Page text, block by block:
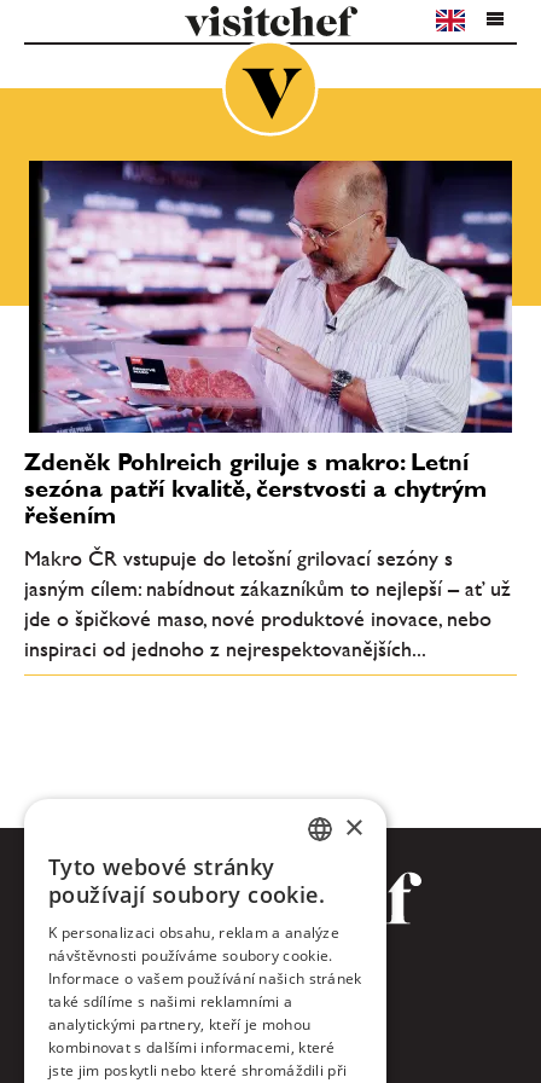
Zdeněk Pohlreich griluje s makro: Letní
sezóna patří kvalitě, čerstvosti a chytrým
řešením
Makro ČR vstupuje do letošní grilovací sezóny s
jasným cílem: nabídnout zákazníkům to nejlepší – ať už
jde o špičkové maso, nové produktové inovace, nebo
inspiraci od jednoho z nejrespektovanějších...
Facebook
Twitter
Instagram
ENGLISH
×
Tyto webové stránky
používají soubory cookie.
K personalizaci obsahu, reklam a analýze
návštěvnosti používáme soubory cookie.
Informace o vašem používání našich stránek
také sdílíme s našimi reklamními a
analytickými partnery, kteří je mohou
kombinovat s dalšími informacemi, které
jste jim poskytli nebo které shromáždili při